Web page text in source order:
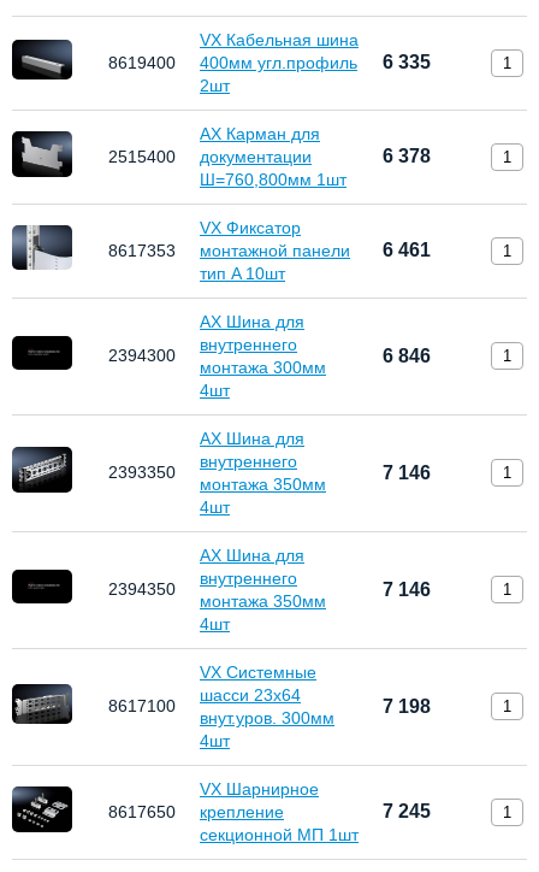
8619400
VX Кабельная шина
400мм угл.профиль
2шт
6 335
2515400
AX Карман для
документации
Ш=760,800мм 1шт
6 378
8617353
VX Фиксатор
монтажной панели
тип A 10шт
6 461
2394300
AX Шина для
внутреннего
монтажа 300мм
4шт
6 846
2393350
AX Шина для
внутреннего
монтажа 350мм
4шт
7 146
2394350
AX Шина для
внутреннего
монтажа 350мм
4шт
7 146
8617100
VX Системные
шасси 23х64
внут.уров. 300мм
4шт
7 198
8617650
VX Шарнирное
крепление
секционной МП 1шт
7 245